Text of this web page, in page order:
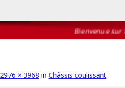
Bienvenue sur le
2976 × 3968 in Châssis coulissant